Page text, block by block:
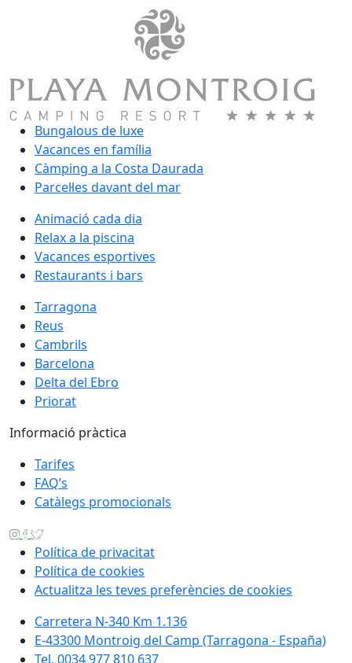
Bungalous de luxe
Vacances en família
Càmping a la Costa Daurada
Parcel·les davant del mar
Animació cada dia
Relax a la piscina
Vacances esportives
Restaurants i bars
Tarragona
Reus
Cambrils
Barcelona
Delta del Ebro
Priorat
Informació pràctica
Tarifes
FAQ’s
Catàlegs promocionals
Política de privacitat
Política de cookies
Actualitza les teves preferències de cookies
Carretera N-340 Km 1.136
E-43300 Montroig del Camp (Tarragona - España)
Tel. 0034 977 810 637